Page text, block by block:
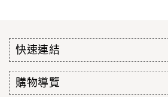
快速連結
購物導覽